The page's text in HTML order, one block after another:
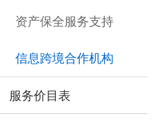
资产保全服务支持
信息跨境合作机构
服务价目表